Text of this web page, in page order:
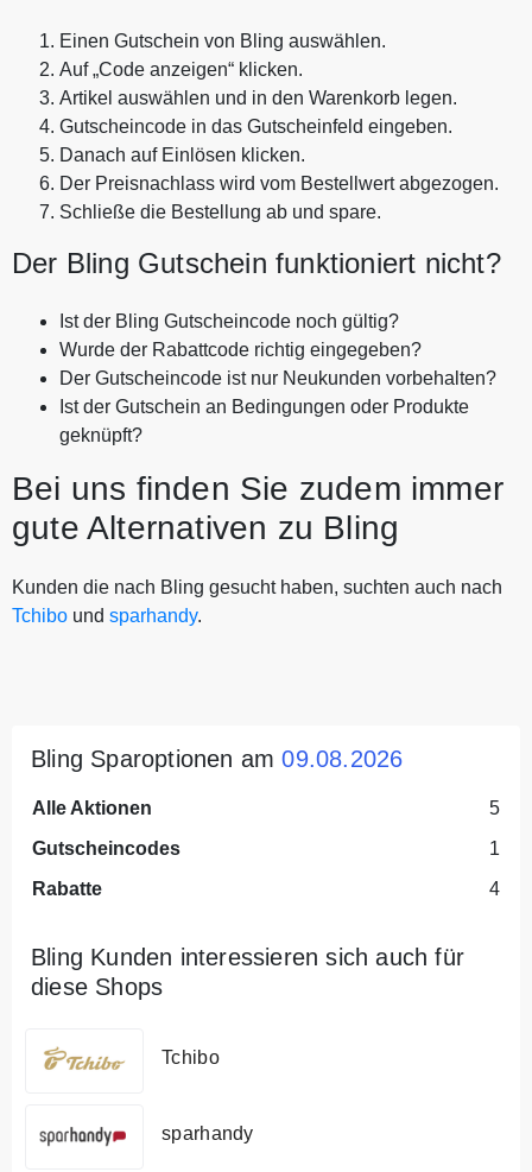
Einen Gutschein von Bling auswählen.
Auf „Code anzeigen“ klicken.
Artikel auswählen und in den Warenkorb legen.
Gutscheincode in das Gutscheinfeld eingeben.
Danach auf Einlösen klicken.
Der Preisnachlass wird vom Bestellwert abgezogen.
Schließe die Bestellung ab und spare.
Der Bling Gutschein funktioniert nicht?
Ist der Bling Gutscheincode noch gültig?
Wurde der Rabattcode richtig eingegeben?
Der Gutscheincode ist nur Neukunden vorbehalten?
Ist der Gutschein an Bedingungen oder Produkte
geknüpft?
Bei uns finden Sie zudem immer
gute Alternativen zu Bling
Kunden die nach Bling gesucht haben, suchten auch nach
Tchibo und sparhandy.
Bling Sparoptionen am09.08.2026
Alle Aktionen
5
Gutscheincodes
1
Rabatte
4
Bling Kunden interessieren sich auch für
diese Shops
Tchibo
sparhandy